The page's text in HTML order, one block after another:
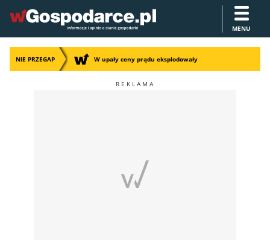
MENU
NIE PRZEGAP W upały ceny prądu eksplodowały